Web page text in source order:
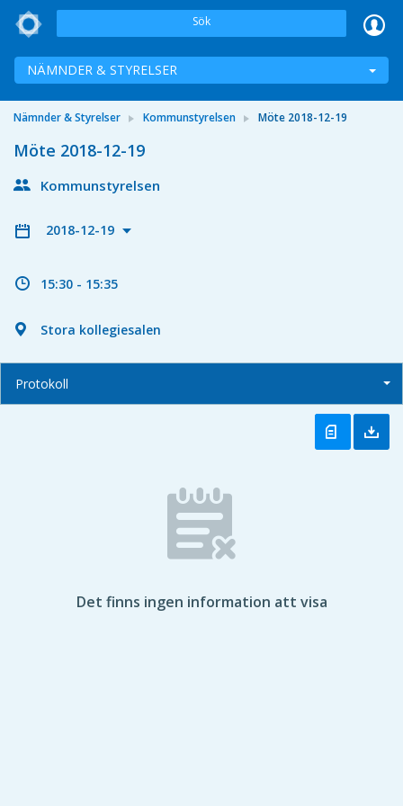
Sök
NÄMNDER & STYRELSER
Nämnder & Styrelser Kommunstyrelsen Möte 2018-12-19
Möte 2018-12-19
Kommunstyrelsen
2018-12-19
15:30 - 15:35
Stora kollegiesalen
Protokoll
Det finns ingen information att visa